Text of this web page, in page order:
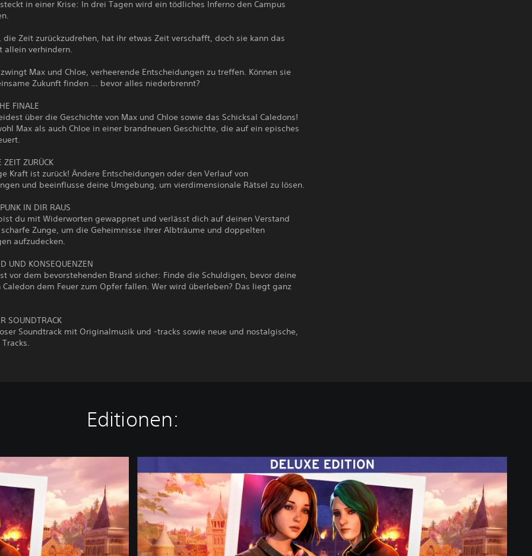
in einer Krise: In drei Tagen wird ein tödliches Inferno den Campus
die Zeit zurückzudrehen, hat ihr etwas Zeit verschafft, doch sie kann das
allein verhindern.
zwingt Max und Chloe, verheerende Entscheidungen zu treffen. Können sie
Zukunft finden ... bevor alles niederbrennt?
FINALE
über die Geschichte von Max und Chloe sowie das Schicksal Caledons!
Max als auch Chloe in einer brandneuen Geschichte, die auf ein episches
ZEIT ZURÜCK
Kraft ist zurück! Ändere Entscheidungen oder den Verlauf von
und beeinflusse deine Umgebung, um vierdimensionale Rätsel zu lösen.
IN DIR RAUS
du mit Widerworten gewappnet und verlässt dich auf deinen Verstand
Zunge, um die Geheimnisse ihrer Albträume und doppelten
aufzudecken.
UND KONSEQUENZEN
vor dem bevorstehenden Brand sicher: Finde die Schuldigen, bevor deine
Caledon dem Feuer zum Opfer fallen. Wer wird überleben? Das liegt ganz
SOUNDTRACK
Soundtrack mit Originalmusik und -tracks sowie neue und nostalgische,
Editionen:
e
l
u
x
e
E
d